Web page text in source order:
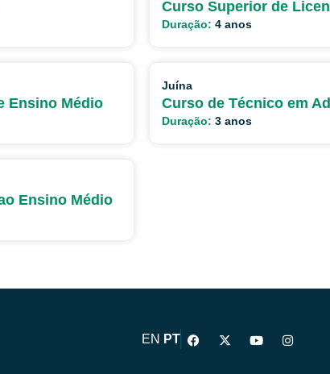
Curso Superior de
Duração: 4 anos
Ensino Médio
Juína
Curso de Técnico em
Duração: 3 anos
Ensino Médio
EN PT
F
a
X
-
Y
o
I
n